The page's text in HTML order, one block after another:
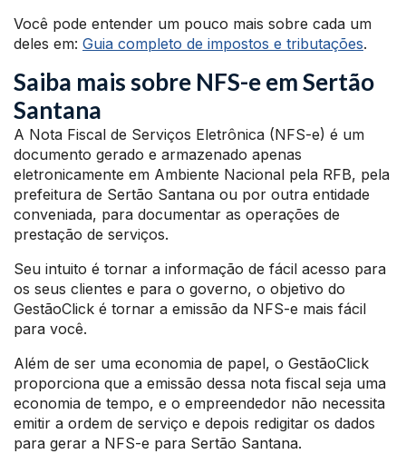
Você pode entender um pouco mais sobre cada um
deles em: Guia completo de impostos e tributações.
Saiba mais sobre NFS-e em Sertão
Santana
A Nota Fiscal de Serviços Eletrônica (NFS-e) é um
documento gerado e armazenado apenas
eletronicamente em Ambiente Nacional pela RFB, pela
prefeitura de Sertão Santana ou por outra entidade
conveniada, para documentar as operações de
prestação de serviços.
Seu intuito é tornar a informação de fácil acesso para
os seus clientes e para o governo, o objetivo do
GestãoClick é tornar a emissão da NFS-e mais fácil
para você.
Além de ser uma economia de papel, o GestãoClick
proporciona que a emissão dessa nota fiscal seja uma
economia de tempo, e o empreendedor não necessita
emitir a ordem de serviço e depois redigitar os dados
para gerar a NFS-e para Sertão Santana.